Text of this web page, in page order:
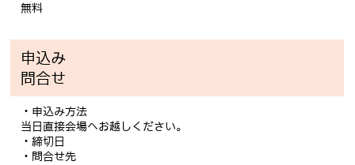
無料
申込み
問合せ
・申込み方法
当日直接会場へお越しください。
・締切日
・問合せ先